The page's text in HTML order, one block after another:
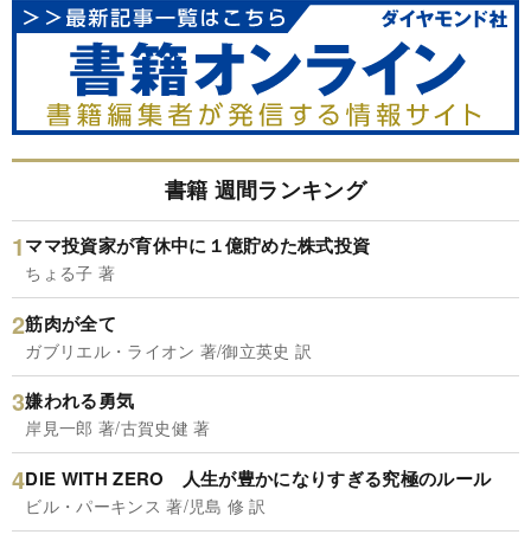
書籍 週間ランキング
ママ投資家が育休中に１億貯めた株式投資
ちょる子 著
筋肉が全て
ガブリエル・ライオン 著/御立英史 訳
嫌われる勇気
岸見一郎 著/古賀史健 著
DIE WITH ZERO 人生が豊かになりすぎる究極のルール
ビル・パーキンス 著/児島 修 訳